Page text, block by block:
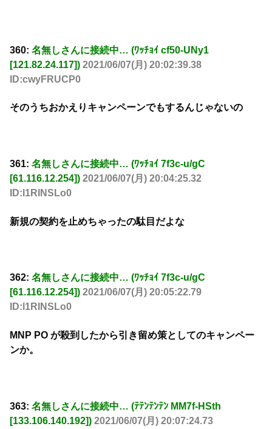
360: 名無しさんに接続中… (ﾜｯﾁｮｲ cf50-UNy1
[121.82.24.117]) 2021/06/07(月) 20:02:39.38
ID:cwyFRUCP0
そのうちおかえりキャンペーンでもするんじゃないの
361: 名無しさんに接続中… (ﾜｯﾁｮｲ 7f3c-u/gC
[61.116.12.254]) 2021/06/07(月) 20:04:25.32
ID:l1RINSLo0
新規の契約を止めちゃったの駄目だよな
362: 名無しさんに接続中… (ﾜｯﾁｮｲ 7f3c-u/gC
[61.116.12.254]) 2021/06/07(月) 20:05:22.79
ID:l1RINSLo0
MNP PO が殺到したから引き留め策としてのキャンペー
ンか。
363: 名無しさんに接続中… (ﾃﾃﾝﾃﾝﾃﾝ MM7f-HSth
[133.106.140.192]) 2021/06/07(月) 20:07:24.73